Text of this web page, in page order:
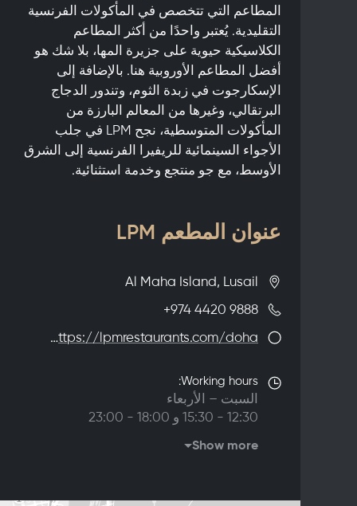
المطاعم التي تتخصص في المأكولات الفرنسية
التقليدية. يُعتبر واحدًا من أكثر المطاعم
الكلاسيكية حيوية على جزيرة المها، بلا شك هو
أفضل المطاعم الأوروبية هنا. بالإضافة إلى
الإسكارجوت في زبدة الثوم، وتندور الدجاج
البرتقالي، وغيرها من المعالم البارزة من
المأكولات المتوسطية، نجح LPM في جلب
الأجواء السينمائية للريفيرا الفرنسية إلى الشرق
الأوسط، مع جو منتجع وخدمة استثنائية.
عنوان المطعم LPM
Al Maha Island, Lusail
+974 4420 9888
https://lpmrestaurants.com/doha/
Working hours:
السبت – الأربعاء
12:30 - 15:30 و 18:00 - 23:00
12:30 - 15:30 و 18:00 - 23:30
Show more